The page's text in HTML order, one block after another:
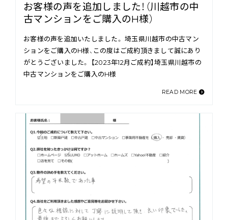
お客様の声を追加しました！（川越市の中
古マンションをご購入のH様）
お客様の声を追加いたしました。 埼玉県川越市の中古マン
ションをご購入のH様、この度はご成約頂きまして誠にあり
がとうございました。 【2023年12月ご成約】埼玉県川越市の
中古マンションをご購入のH様
READ MORE